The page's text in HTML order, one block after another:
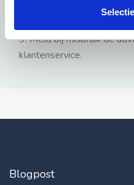
3: Meld bij misbruik de
klantenservice.
Blogpost